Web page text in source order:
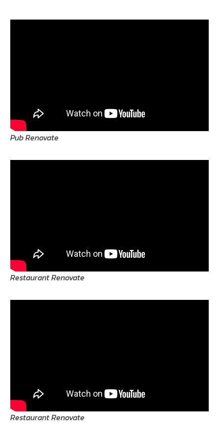
Pub Renovate
Restaurant Renovate
Restaurant Renovate